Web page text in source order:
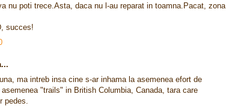
nu poti trece.Asta, daca nu l-au reparat in toamna.Pacat, zona
succes!
ma intreb insa cine s-ar inhama la asemenea efort de
"trails" in British Columbia, Canada, tara care
pedes.